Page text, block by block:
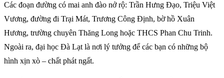
Các đoạn đường có mai anh đào nở rộ: Trần Hưng Đạo, Triệu Việt
Vương, đường đi Trại Mát, Trương Công Định, bờ hồ Xuân
Hương, trường chuyên Thăng Long hoặc THCS Phan Chu Trinh.
Ngoài ra, đại học Đà Lạt là nơi lý tưởng để các bạn có những bộ
hình xịn xò – chất phát ngất.